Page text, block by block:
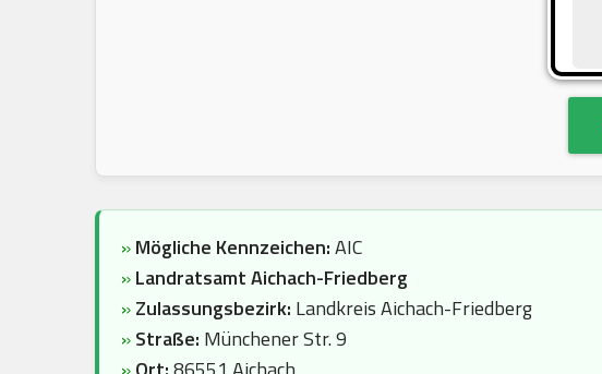
»Mögliche Kennzeichen:AIC
»Landratsamt Aichach-Friedberg
»Zulassungsbezirk: Landkreis Aichach-Friedberg
»Straße: Münchener Str. 9